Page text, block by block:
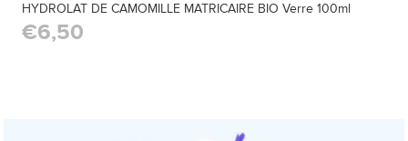
HYDROLAT DE CAMOMILLE MATRICAIRE BIO Verre 100ml
€6,50